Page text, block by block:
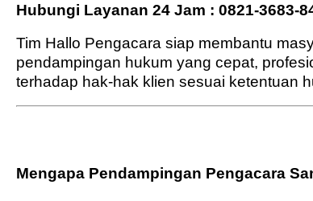
Hubungi Layanan 24 Jam : 0821-3683-
Tim Hallo Pengacara siap membantu
pendampingan hukum yang cepat,
terhadap hak-hak klien sesuai ketentuan
Mengapa Pendampingan Pengacara